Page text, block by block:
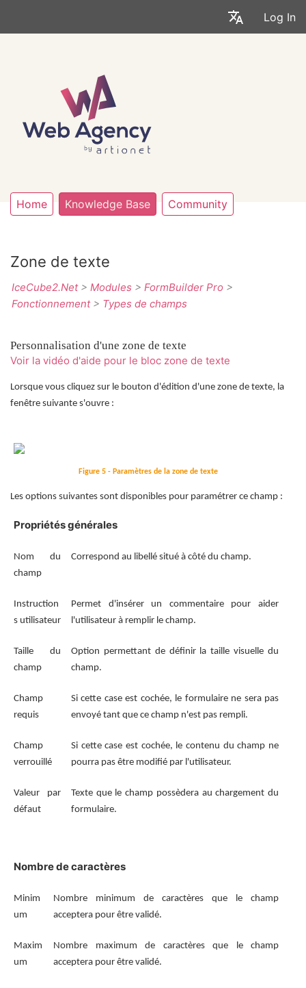
Log In
Home Knowledge Base Community
Zone de texte
IceCube2.Net> Modules > FormBuilder Pro >
Fonctionnement> Types de champs
Personnalisation d'une zone de texte
Voir la vidéo d'aide pour le bloc zone de texte
Lorsque vous cliquez sur le bouton d'édition d'une zone de texte, la
fenêtre suivante s'ouvre :
Figure 5 - Paramètres de la zone de texte
Les options suivantes sont disponibles pour paramétrer ce champ :
Propriétés générales
Nom du
champ
Correspond au libellé situé à côté du champ.
Instruction
s utilisateur
Permet d'insérer un commentaire pour aider
l'utilisateur à remplir le champ.
Taille du
champ
Option permettant de définir la taille visuelle du
champ.
Champ
requis
Si cette case est cochée, le formulaire ne sera pas
envoyé tant que ce champ n'est pas rempli.
Champ
verrouillé
Si cette case est cochée, le contenu du champ ne
pourra pas être modifié par l'utilisateur.
Valeur par
défaut
Texte que le champ possèdera au chargement du
formulaire.
Nombre de caractères
Minim
um
Nombre minimum de caractères que le champ
acceptera pour être validé.
Maxim
um
Nombre maximum de caractères que le champ
acceptera pour être validé.